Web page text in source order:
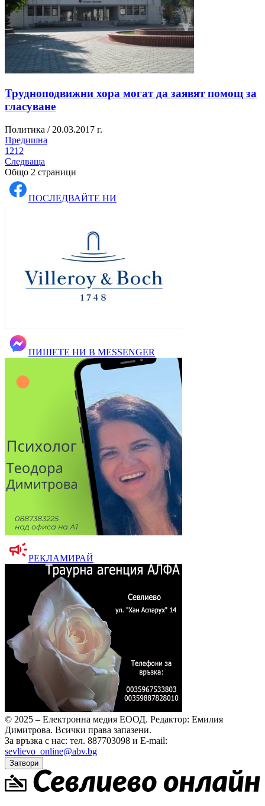
Трудноподвижни хора могат да заявят помощ за
гласуване
Политика / 20.03.2017 г.
Предишна
1 21 2
Следваща
Общо 2 страници
ПОСЛЕДВАЙТЕ НИ
ПИШЕТЕ НИ В MESSENGER
РЕКЛАМИРАЙ
© 2025 – Електронна медия ЕООД. Редактор: Емилия
Димитрова. Всички права запазени.
За връзка с нас: тел. 887703098 и E-mail:
sevlievo_online@abv.bg
Затвори